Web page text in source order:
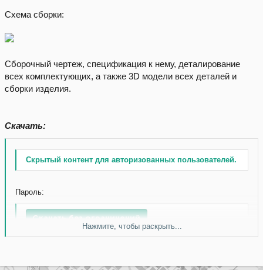
Схема сборки:
Сборочный чертеж, спецификация к нему, деталирование
всех комплектующих, а также 3D модели всех деталей и
сборки изделия.
Скачать:
Скрытый контент для авторизованных пользователей.
Пароль:
Скачать без ограничений
Нажмите, чтобы раскрыть...